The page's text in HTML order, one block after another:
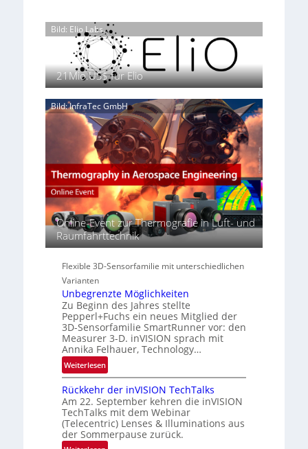
0
2
6
c
h
a
n
S
e
r
e
a
c
t
S
e
r
i
e
s
-
R
u
n
d
e
r
ä
e
n
i
n
E
M
A
-
R
e
g
i
o
n
m
e
p
a
g
e
‚
H
y
p
e
r
s
p
c
t
r
l
N
e
w
s
‘
Bild: Elio Labs.
21Mio.US$ für Elio
Bild: InfraTec GmbH
Online-Event zur Thermografie in Luft- und
Raumfahrttechnik
Flexible 3D-Sensorfamilie mit unterschiedlichen
Varianten
Unbegrenzte Möglichkeiten
Zu Beginn des Jahres stellte
Pepperl+Fuchs ein neues Mitglied der
3D-Sensorfamilie SmartRunner vor: den
Measurer 3-D. inVISION sprach mit
Annika Felhauer, Technology…
Weiterlesen:
U
n
b
e
g
r
Rückkehr der inVISION TechTalks
Am 22. September kehren die inVISION
TechTalks mit dem Webinar
(Telecentric) Lenses & Illuminations aus
der Sommerpause zurück.